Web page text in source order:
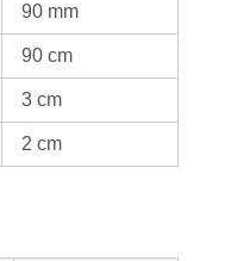
90 mm
90 cm
3 cm
2 cm